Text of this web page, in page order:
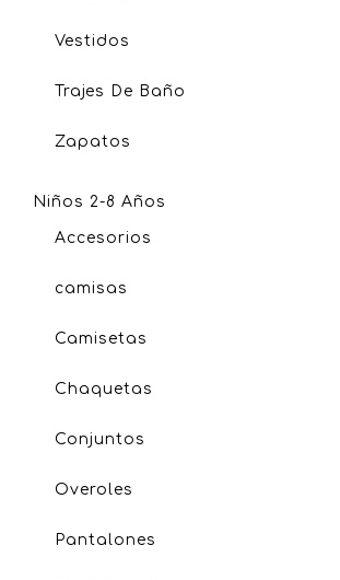
Vestidos
Trajes De Baño
Zapatos
Niños 2-8 Años
Accesorios
camisas
Camisetas
Chaquetas
Conjuntos
Overoles
Pantalones